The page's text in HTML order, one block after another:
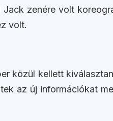
zenére volt
volt.
közül kellett
az új információkat